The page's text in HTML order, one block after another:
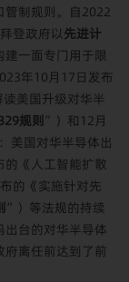
管制规则。自2022
登政府以先进计
一面专门用于限
年10月17日发布
读美国升级对华半
规则”）和12月
美国对华半导体出
的《人工智能扩散
的《实施针对先
”）等法规的持续
出台的对华半导体
离任前达到了前